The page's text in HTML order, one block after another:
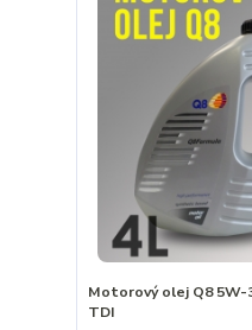
Motorový olej Q8
TDI